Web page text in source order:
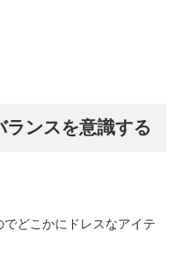
ランスを意識する
どこかにドレスなアイテ